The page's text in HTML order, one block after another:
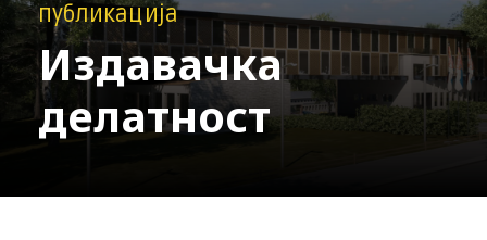
публикација
Издавачка
делатност